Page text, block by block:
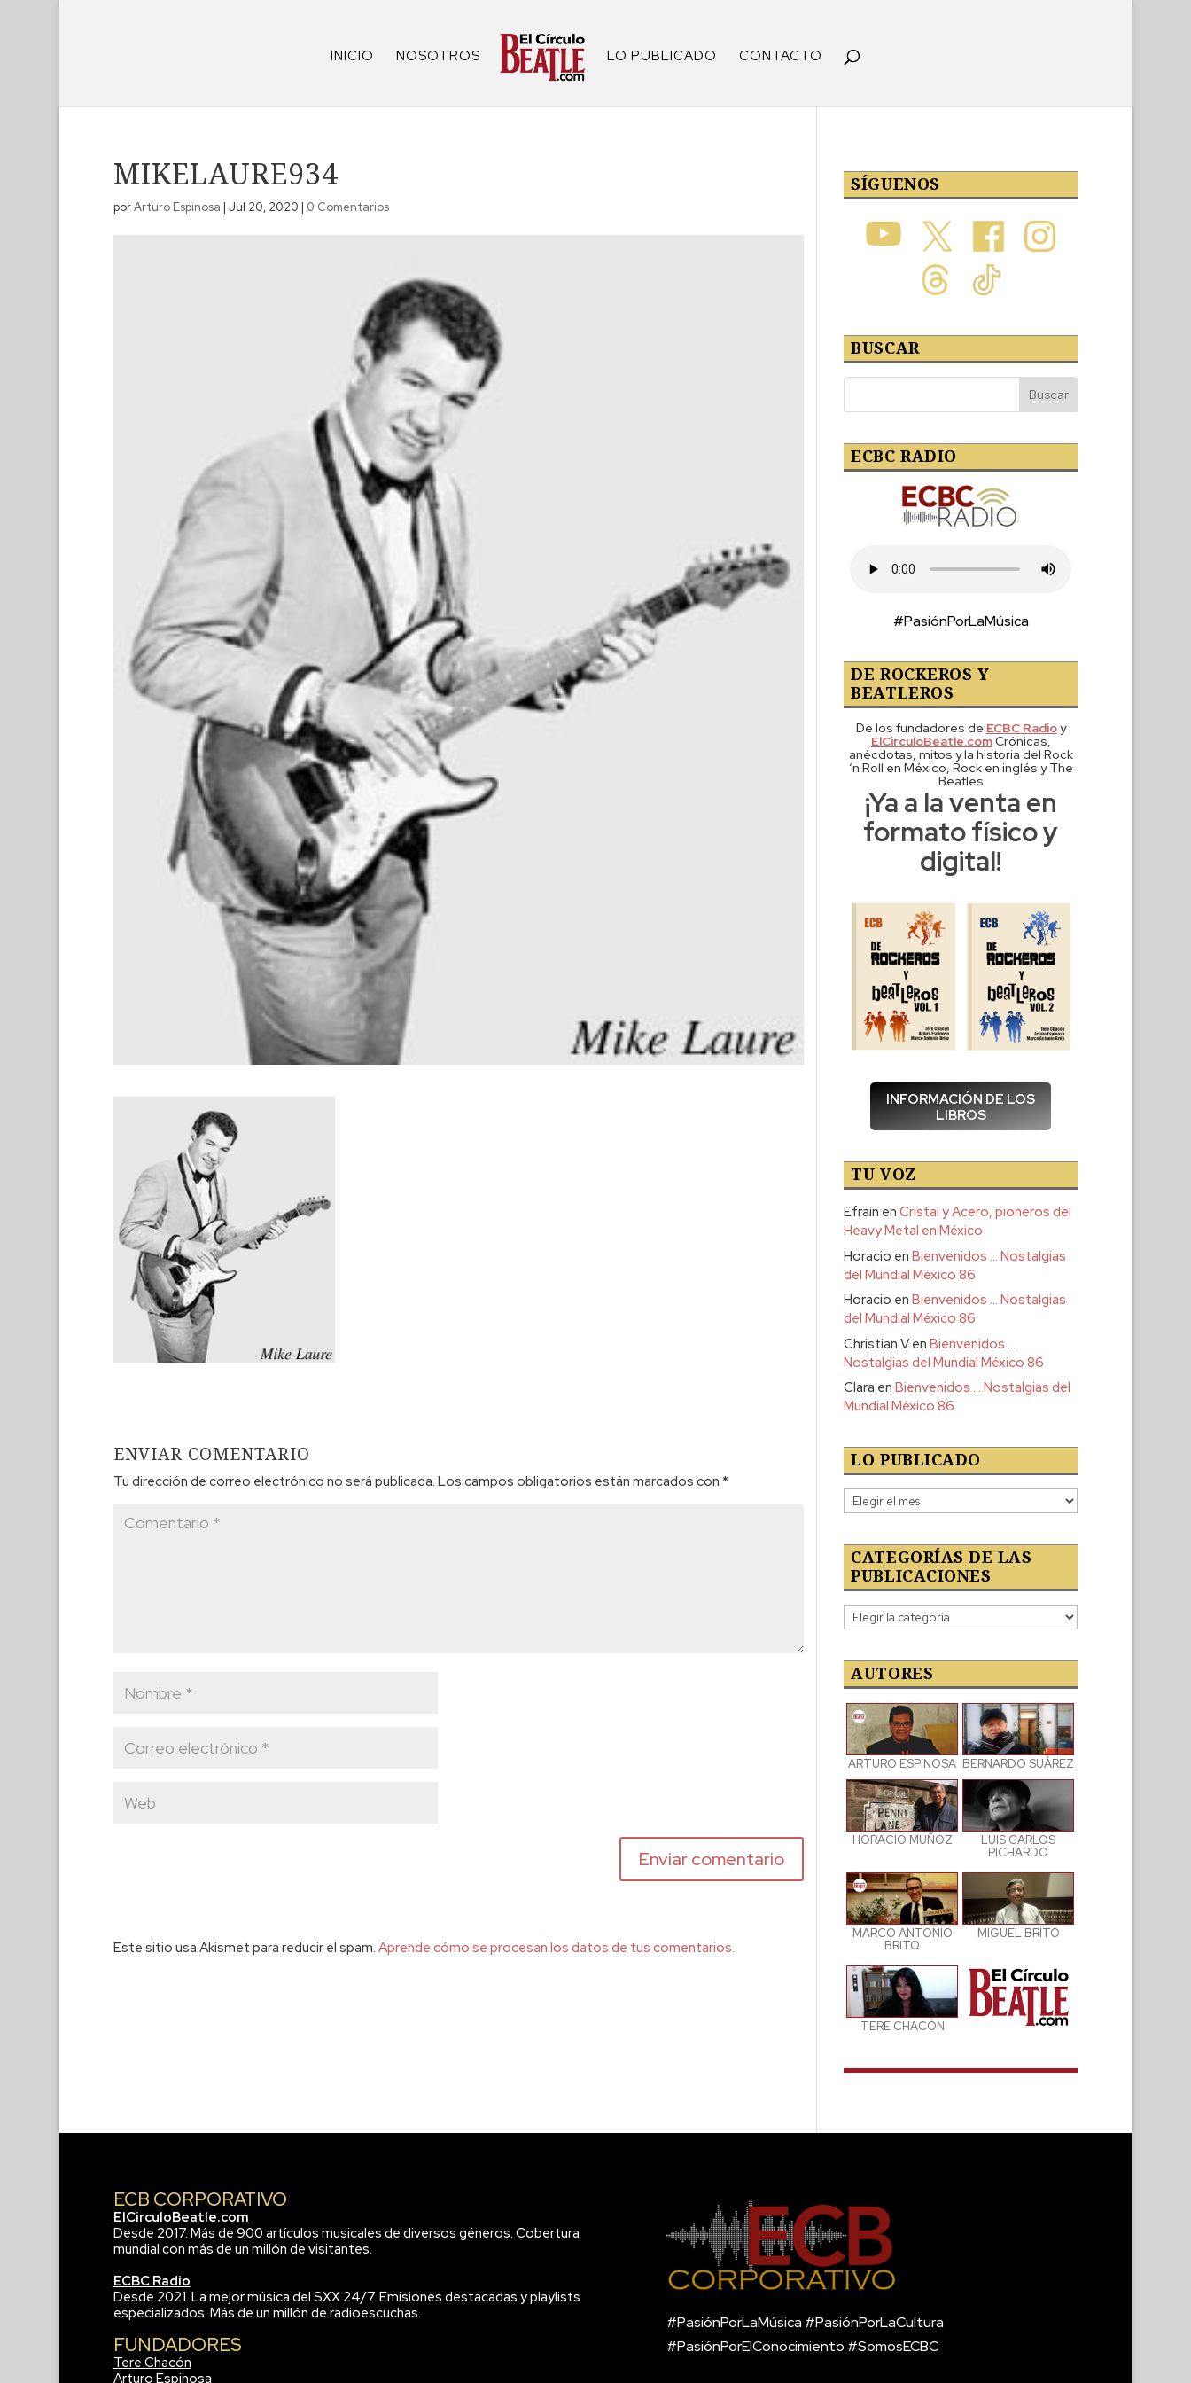
INICIO NOSOTROS LO PUBLICADO CONTACTO
MIKELAURE934
porArturo Espinosa | Jul 20, 2020 | 0 Comentarios
ENVIAR COMENTARIO
Tu dirección de correo electrónico no será publicada. Los campos obligatorios están marcados con *
Este sitio usa Akismet para reducir el spam. Aprende cómo se procesan los datos de tus comentarios.
SÍGUENOS
BUSCAR
ECBC RADIO
#PasiónPorLaMúsica
DE ROCKEROS Y
BEATLEROS
De los fundadores de ECBC Radioy
ElCirculoBeatle.comCrónicas,
anécdotas, mitos y la historia del Rock
‘n Roll en México, Rock en inglés y The
Beatles
¡Ya a la venta en
formato físico y
digital!
INFORMACIÓN DE LOS
LIBROS
TU VOZ
Efraín enCristal y Acero, pioneros del
Heavy Metal en México
Horacio enBienvenidos … Nostalgias
del Mundial México 86
Horacio enBienvenidos … Nostalgias
del Mundial México 86
Christian VenBienvenidos …
Nostalgias del Mundial México 86
Clara enBienvenidos … Nostalgias del
Mundial México 86
LO PUBLICADO
Lo
publicado
CATEGORÍAS DE LAS
PUBLICACIONES
Categorías
de
publicaciones
AUTORES
ARTURO ESPINOSA BERNARDO SUÁREZ
HORACIO MUÑOZ
LUIS CARLOS
PICHARDO
MARCO ANTONIO
BRITO
MIGUEL BRITO
TERE CHACÓN
ECB CORPORATIVO
ElCirculoBeatle.com
Desde 2017. Más de 900 artículos musicales de diversos géneros. Cobertura
mundial con más de un millón de visitantes.
ECBC Radio
Desde 2021. La mejor música del SXX 24/7. Emisiones destacadas y playlists
especializados. Más de un millón de radioescuchas.
FUNDADORES
Tere Chacón
Arturo Espinosa
#PasiónPorLaMúsica #PasiónPorLaCultura
#PasiónPorElConocimiento #SomosECBC